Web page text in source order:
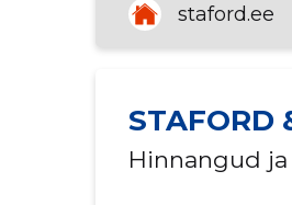
staford.ee
STAFORD
Hinnangud ja